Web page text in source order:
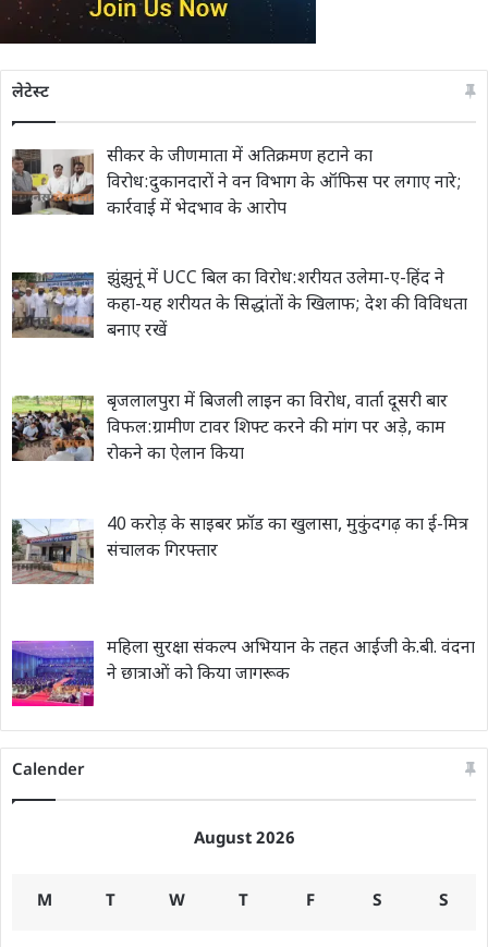
लेटेस्ट
सीकर के जीणमाता में अतिक्रमण हटाने का
विरोध:दुकानदारों ने वन विभाग के ऑफिस पर लगाए नारे;
कार्रवाई में भेदभाव के आरोप
झुंझुनूं में UCC बिल का विरोध:शरीयत उलेमा-ए-हिंद ने
कहा-यह शरीयत के सिद्धांतों के खिलाफ; देश की विविधता
बनाए रखें
बृजलालपुरा में बिजली लाइन का विरोध, वार्ता दूसरी बार
विफल:ग्रामीण टावर शिफ्ट करने की मांग पर अड़े, काम
रोकने का ऐलान किया
40 करोड़ के साइबर फ्रॉड का खुलासा, मुकुंदगढ़ का ई-मित्र
संचालक गिरफ्तार
महिला सुरक्षा संकल्प अभियान के तहत आईजी के.बी. वंदना
ने छात्राओं को किया जागरूक
Calender
August 2026
M T W T F S S